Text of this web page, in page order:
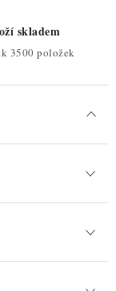
skladem
3500 položek